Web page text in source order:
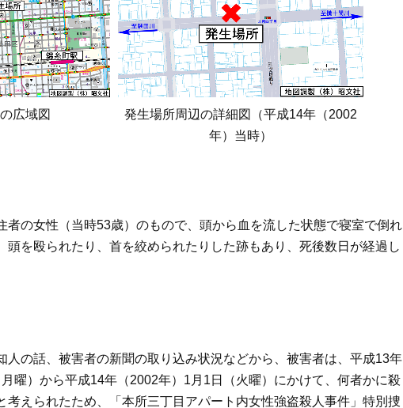
広域図
発生場所周辺の詳細図（平成14年（2002
年）当時）
者の女性（当時53歳）のもので、頭から血を流した状態で寝室で倒れ
頭を殴られたり、首を絞められたりした跡もあり、死後数日が経過し
人の話、被害者の新聞の取り込み状況などから、被害者は、平成13年
月曜）から平成14年（2002年）1月1日（火曜）にかけて、何者かに殺
考えられたため、「本所三丁目アパート内女性強盗殺人事件」特別捜